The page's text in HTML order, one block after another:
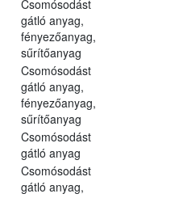
Csomósodást
gátló anyag,
fényezőanyag,
sűrítőanyag
Csomósodást
gátló anyag,
fényezőanyag,
sűrítőanyag
Csomósodást
gátló anyag
Csomósodást
gátló anyag,